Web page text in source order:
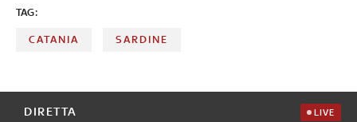
TAG:
CATANIA SARDINE
DIRETTA LIVE